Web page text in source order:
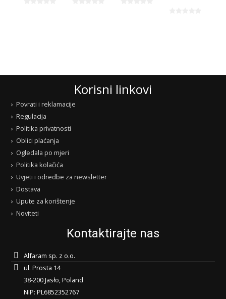
Korisni linkovi
Povrati i reklamacije
Regulacija
Politika privatnosti
Oblici plaćanja
Ogledala po mjeri
Politika kolačića
Uvjeti i odredbe za newsletter
Dostava
Upute za korištenje
Noviteti
Kontaktirajte nas
Alfaram sp. z o.o.
ul. Prosta 14
38-200 Jasło, Poland
NIP: PL6852352767